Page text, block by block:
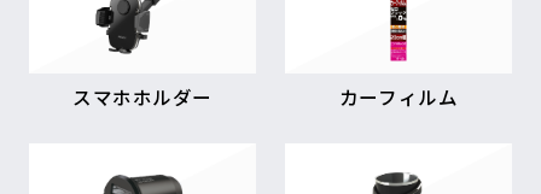
スマホホルダー カーフィルム